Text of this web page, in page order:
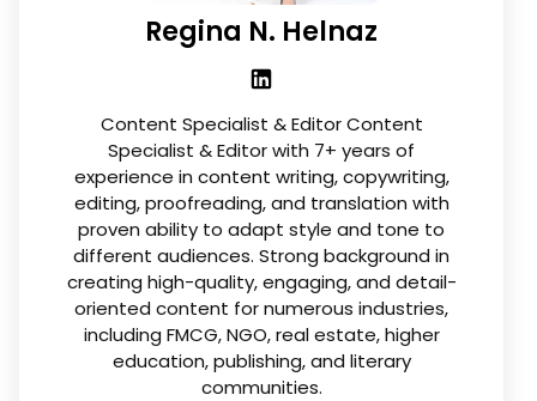
Regina N. Helnaz
Content Specialist & Editor Content
Specialist & Editor with 7+ years of
experience in content writing, copywriting,
editing, proofreading, and translation with
proven ability to adapt style and tone to
different audiences. Strong background in
creating high-quality, engaging, and detail-
oriented content for numerous industries,
including FMCG, NGO, real estate, higher
education, publishing, and literary
communities.